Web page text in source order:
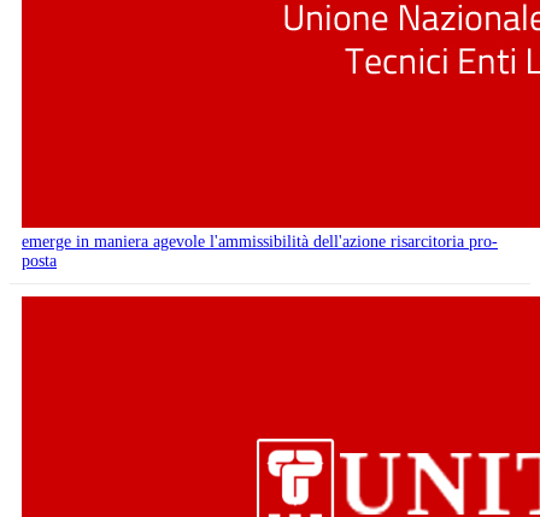
emerge in maniera agevole l'ammissibilità dell'azione risarcitoria pro-
posta